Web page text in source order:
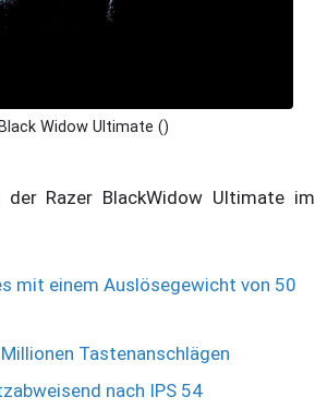
Widow Ultimate ()
der Razer BlackWidow Ultimate im
mit einem Auslösegewicht von 50
Tastenanschlägen
nach IPS 54